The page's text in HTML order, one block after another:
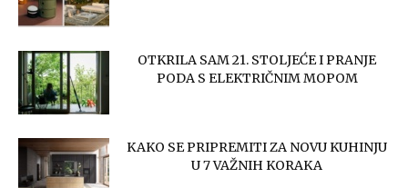
OTKRILA SAM 21. STOLJEĆE I PRANJE
PODA S ELEKTRIČNIM MOPOM
KAKO SE PRIPREMITI ZA NOVU KUHINJU
U 7 VAŽNIH KORAKA